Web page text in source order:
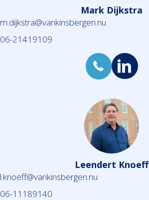
Mark Dijkstra
m.dijkstra@vankinsbergen.nu
06-21419109
Leendert Knoeff
l.knoeff@vankinsbergen.nu
06-11189140